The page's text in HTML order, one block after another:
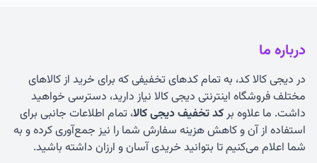
درباره ما
در دیجی کالا کد، به تمام کدهای تخفیفی که برای خرید از کالاهای
مختلف فروشگاه اینترنتی دیجی کالا نیاز دارید، دسترسی خواهید
داشت. ما علاوه برکد تخفیف دیجی کالا، تمام اطلاعات جانبی برای
استفاده از آن و کاهش هزینه سفارش شما را نیز جمع‌آوری کرده و به
شما اعلام می‌کنیم تا بتوانید خریدی آسان و ارزان داشته باشید.